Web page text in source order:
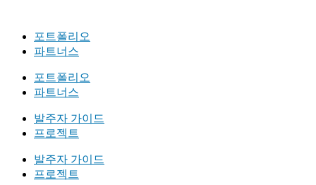
포트폴리오
파트너스
포트폴리오
파트너스
발주자 가이드
프로젝트
발주자 가이드
프로젝트